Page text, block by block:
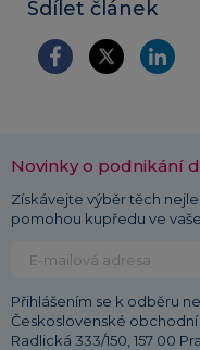
Sdílet článek
Novinky o podnikání
Získávejte výběr těch
pomohou kupředu ve
Přihlášením se k odběru
Československé obchodní
Radlická 333/150, 157 00